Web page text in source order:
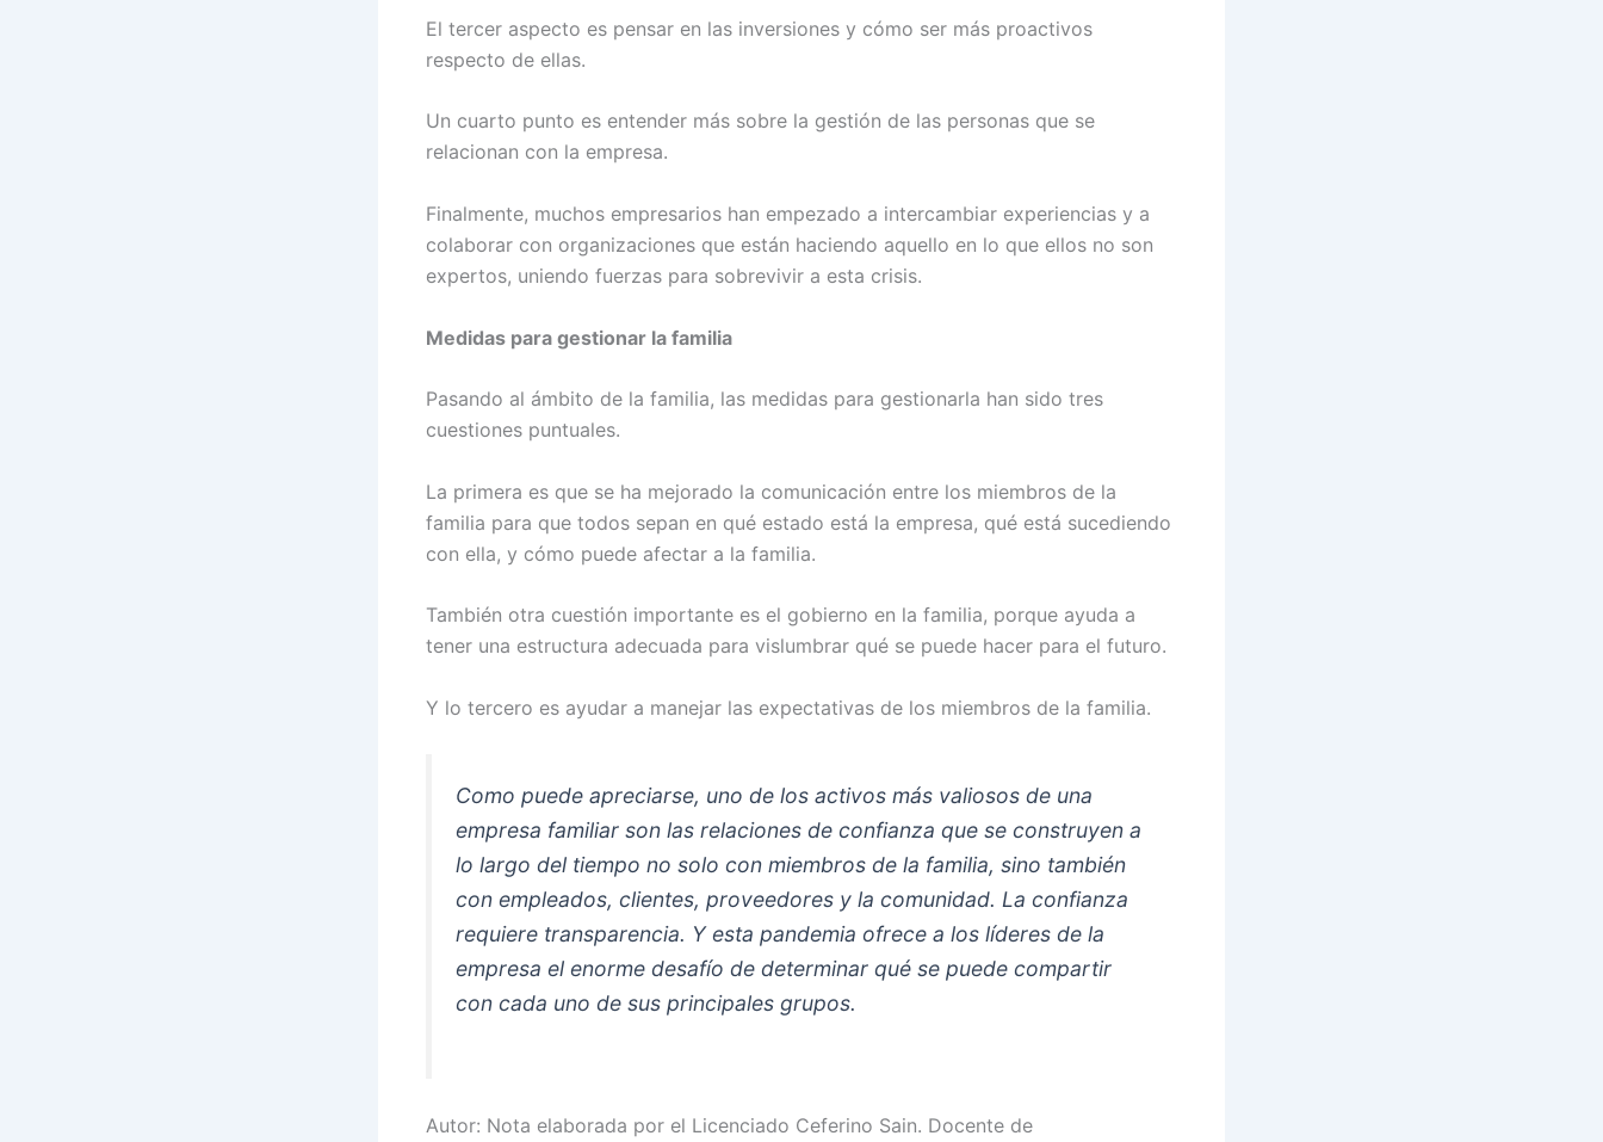
El tercer aspecto es pensar en las inversiones y cómo ser más proactivos
respecto de ellas.
Un cuarto punto es entender más sobre la gestión de las personas que se
relacionan con la empresa.
Finalmente, muchos empresarios han empezado a intercambiar experiencias y a
colaborar con organizaciones que están haciendo aquello en lo que ellos no son
expertos, uniendo fuerzas para sobrevivir a esta crisis.
Medidas para gestionar la familia
Pasando al ámbito de la familia, las medidas para gestionarla han sido tres
cuestiones puntuales.
La primera es que se ha mejorado la comunicación entre los miembros de la
familia para que todos sepan en qué estado está la empresa, qué está sucediendo
con ella, y cómo puede afectar a la familia.
También otra cuestión importante es el gobierno en la familia, porque ayuda a
tener una estructura adecuada para vislumbrar qué se puede hacer para el futuro.
Y lo tercero es ayudar a manejar las expectativas de los miembros de la familia.
Como puede apreciarse, uno de los activos más valiosos de una
empresa familiar son las relaciones de confianza que se construyen a
lo largo del tiempo no solo con miembros de la familia, sino también
con empleados, clientes, proveedores y la comunidad. La confianza
requiere transparencia. Y esta pandemia ofrece a los líderes de la
empresa el enorme desafío de determinar qué se puede compartir
con cada uno de sus principales grupos.
Autor: Nota elaborada por el Licenciado Ceferino Sain. Docente de